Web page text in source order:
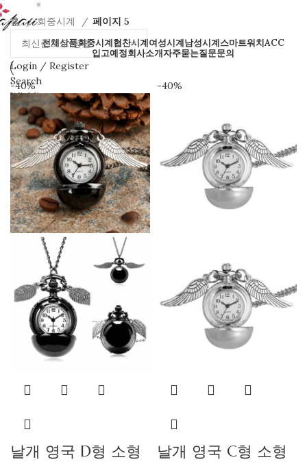
전체상품회중시계 협찬시계 여성시계 남성시계 스마트워치 ACC
입고예정회사소개자주묻는질문문의
Login / Register
Search
Wishlist
0items ₩
0
ENG
Menu
0items ₩0
홈 회중시계 페이지 5
-40%
날개 영국 D형 소형
-40%
날개 영국 C형 소형